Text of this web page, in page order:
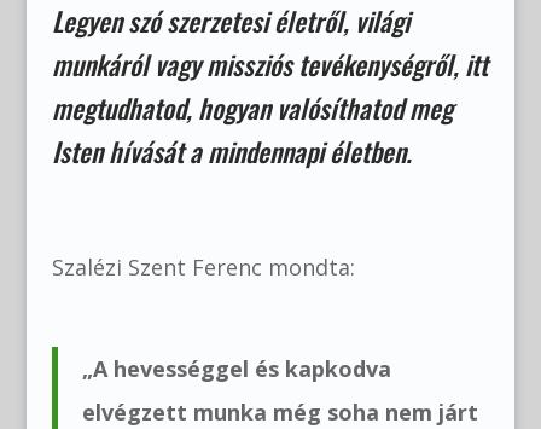
Legyen szó szerzetesi életről, világi
munkáról vagy missziós tevékenységről, itt
megtudhatod, hogyan valósíthatod meg
Isten hívását a mindennapi életben.
Szalézi Szent Ferenc mondta:
„A hevességgel és kapkodva
elvégzett munka még soha nem járt